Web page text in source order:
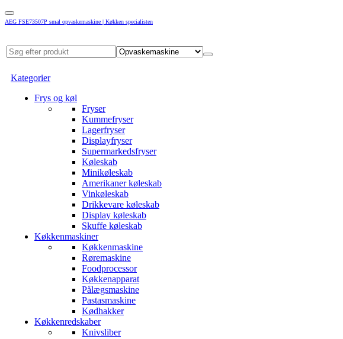
AEG FSE73507P smal opvaskemaskine | Køkken specialisten
Kategorier
Frys og køl
Fryser
Kummefryser
Lagerfryser
Displayfryser
Supermarkedsfryser
Køleskab
Minikøleskab
Amerikaner køleskab
Vinkøleskab
Drikkevare køleskab
Display køleskab
Skuffe køleskab
Køkkenmaskiner
Køkkenmaskine
Røremaskine
Foodprocessor
Køkkenapparat
Pålægsmaskine
Pastasmaskine
Kødhakker
Køkkenredskaber
Knivsliber